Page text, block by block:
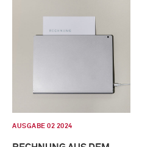
AUSGABE 02 2024